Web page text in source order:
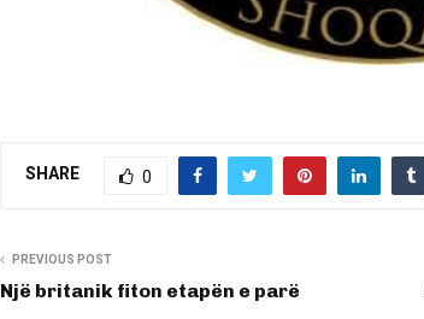
SHARE 0
PREVIOUS POST
Një britanik fiton etapën e parë